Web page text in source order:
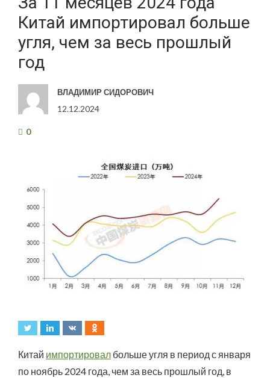
Китай импортировал больше
угля, чем за весь прошлый
год
ВЛАДИМИР СИДОРОВИЧ
12.12.2024
0
Китай импортировал больше угля в период с января
по ноябрь 2024 года, чем за весь прошлый год, в